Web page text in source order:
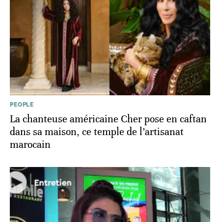
PEOPLE
La chanteuse américaine Cher pose en caftan
dans sa maison, ce temple de l’artisanat
marocain